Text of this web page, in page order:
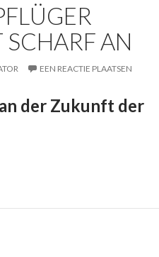
SCHARF AN
EEN REACTIE PLAATSEN
der Zukunft der
Senat scharf an